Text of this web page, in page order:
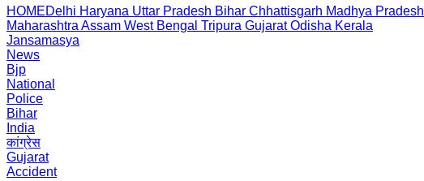
HOMEDelhi Haryana Uttar Pradesh Bihar Chhattisgarh Madhya Pradesh
Maharashtra Assam West Bengal Tripura Gujarat Odisha Kerala
Jansamasya
News
Bjp
National
Police
Bihar
India
कांग्रेस
Gujarat
Accident